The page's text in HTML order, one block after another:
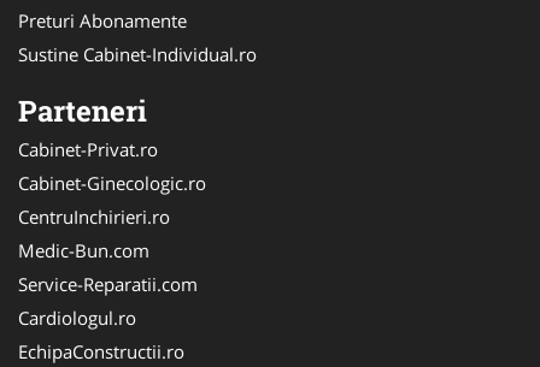
Preturi Abonamente
Sustine Cabinet-Individual.ro
Parteneri
Cabinet-Privat.ro
Cabinet-Ginecologic.ro
CentruInchirieri.ro
Medic-Bun.com
Service-Reparatii.com
Cardiologul.ro
EchipaConstructii.ro